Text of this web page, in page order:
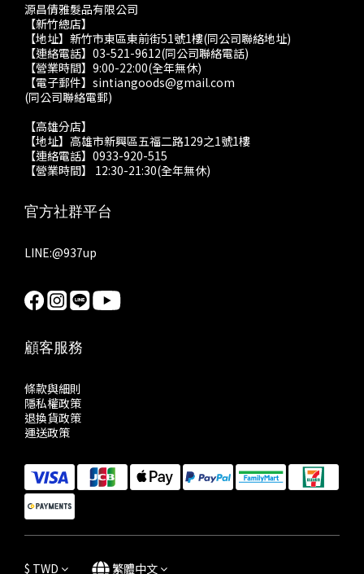
源昌倩雅髮品有限公司
【新竹總店】
【地址】新竹市東區東前街51號1樓(同公司聯絡地址)
【連絡電話】03-521-9612(同公司聯絡電話)
【營業時間】9:00-22:00(全年無休)
【電子郵件】sintiangoods@gmail.com
(同公司聯絡電郵)
【高雄分店】
【地址】高雄市新興區五福二路129之1號1樓
【連絡電話】0933-920-515
【營業時間】 12:30-21:30(全年無休)
官方社群平台
LINE:@937up
顧客服務
條款與細則
隱私權政策
退換貨政策
運送政策
$ TWD 繁體中文